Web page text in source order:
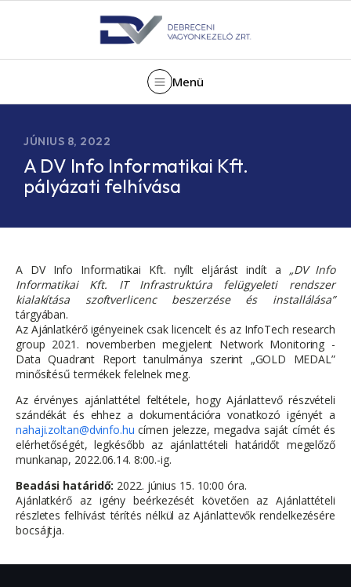
Menü
JÚNIUS 8, 2022
A DV Info Informatikai Kft.
pályázati felhívása
A DV Info Informatikai Kft. nyílt eljárást indít a „DV Info
Informatikai Kft. IT Infrastruktúra felügyeleti rendszer
kialakítása szoftverlicenc beszerzése és installálása”
tárgyában.
Az Ajánlatkérő igényeinek csak licencelt és az InfoTech research
group 2021. novemberben megjelent Network Monitoring -
Data Quadrant Report tanulmánya szerint „GOLD MEDAL”
minősítésű termékek felelnek meg.
Az érvényes ajánlattétel feltétele, hogy Ajánlattevő részvételi
szándékát és ehhez a dokumentációra vonatkozó igényét a
nahaji.zoltan@dvinfo.hu címen jelezze, megadva saját címét és
elérhetőségét, legkésőbb az ajánlattételi határidőt megelőző
munkanap, 2022.06.14. 8:00.-ig.
Beadási határidő: 2022. június 15. 10:00 óra.
Ajánlatkérő az igény beérkezését követően az Ajánlattételi
részletes felhívást térítés nélkül az Ajánlattevők rendelkezésére
bocsájtja.